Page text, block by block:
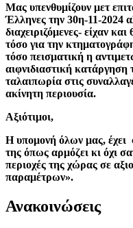
Μας υπενθυμίζουν μετ
Έλληνες την 30η-11-2024
διαχειριζόμενες- είχαν
τόσο για την
τόσο πεισματική η
αιφνιδιαστική
ταλαιπωρία στις
ακίνητη περιουσία.
Αξιότιμοι,
Η υπομονή όλων μας, έχει
της όπως αρμόζει κι όχι
περιοχές της χώρας σε
παραμέτρων».
Ανακοινώσεις